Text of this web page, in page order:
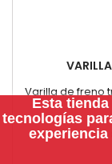
Varilla de freno
Esta
tecnologías